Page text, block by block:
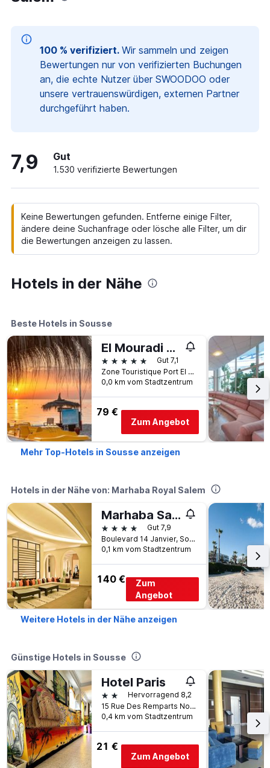
100 % verifiziert. Wir sammeln und zeigen
Bewertungen nur von verifizierten Buchungen
an, die echte Nutzer über SWOODOO oder
unsere vertrauenswürdigen, externen Partner
durchgeführt haben.
7,9 Gut
1.530 verifizierte Bewertungen
Keine Bewertungen gefunden. Entferne einige Filter,
ändere deine Suchanfrage oder lösche alle Filter, um dir
die Bewertungen anzeigen zu lassen.
Hotels in der Nähe
Beste Hotels in Sousse
El Mouradi Palace
5 Sterne
Gut 7,1
Zone Touristique Port El Kantaoui? Hammam Sousse 4089, Tunisia, Sousse, Tunesien
0,0 km vom Stadtzentrum
79 €
Zum Angebot
Mehr Top-Hotels in Sousse anzeigen
Hotels in der Nähe von: Marhaba Royal Salem
Marhaba Salem
4 Sterne
Gut 7,9
Boulevard 14 Janvier, Sousse, Tunesien
0,1 km vom Stadtzentrum
140 €
Zum
Angebot
Weitere Hotels in der Nähe anzeigen
Günstige Hotels in Sousse
Hotel Paris
2 SterneHervorragend 8,2
15 Rue Des Remparts Nord, Sousse, Tunesien
0,4 km vom Stadtzentrum
21 €
Zum Angebot